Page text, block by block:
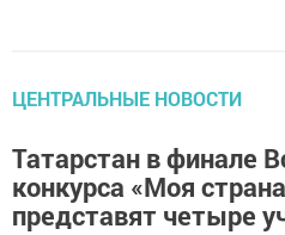
ЦЕНТРАЛЬНЫЕ НОВОСТИ
Татарстан в финале
конкурса «Моя
представят четыре